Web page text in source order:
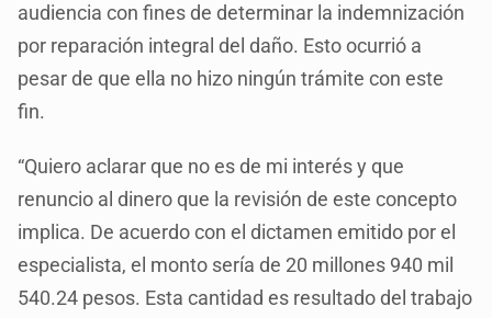
audiencia con fines de determinar la indemnización
por reparación integral del daño. Esto ocurrió a
pesar de que ella no hizo ningún trámite con este
fin.
“Quiero aclarar que no es de mi interés y que
renuncio al dinero que la revisión de este concepto
implica. De acuerdo con el dictamen emitido por el
especialista, el monto sería de 20 millones 940 mil
540.24 pesos. Esta cantidad es resultado del trabajo